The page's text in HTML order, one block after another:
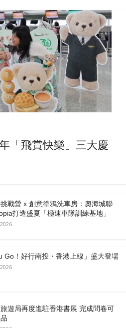
「飛賞快樂」三大慶
戰營 x 創意塗鴉洗車房：奧海城聯
打造盛夏「極速車隊訓練基地」
Go！好行南投・香港上線」盛大登場
遊局再度進駐香港書展 完成問卷可